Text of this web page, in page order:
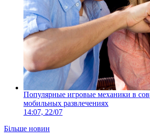
Популярные игровые механики в
мобильных развлечениях
14:07, 22/07
Більше новин